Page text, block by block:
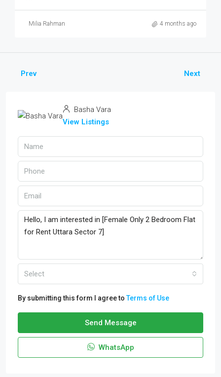
Milia Rahman 4 months ago
Prev Next
Basha Vara
View Listings
Select
By submitting this form I agree toTerms of Use
Send Message
WhatsApp